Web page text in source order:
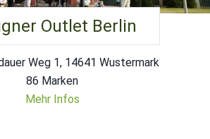
Outlet Berlin
Weg 1, 14641 Wustermark
86 Marken
Mehr Infos